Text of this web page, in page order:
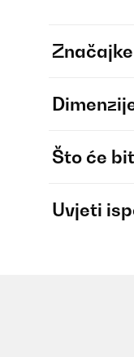
Značajke
Što će
Uvjeti